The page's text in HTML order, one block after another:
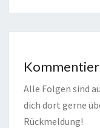
Alle Folgen sind
dich dort gerne
Rückmeldung!